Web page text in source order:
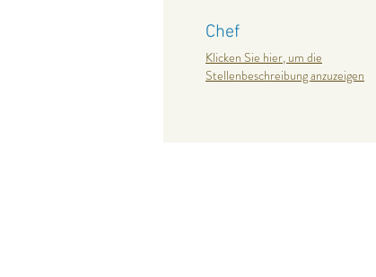
Chef
Klicken Sie hier, um die
Stellenbeschreibung anzuzeigen